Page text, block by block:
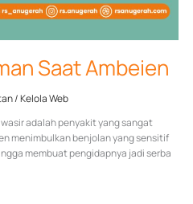
Saat Ambeien
/Kelola Web
adalah penyakit yang sangat
menimbulkan benjolan yang sensitif
membuat pengidapnya jadi serba